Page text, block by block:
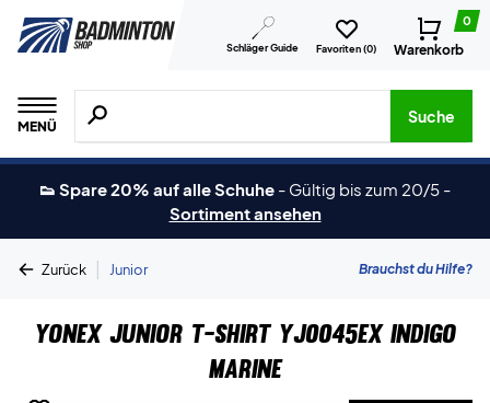
Schläger Guide Favoriten (0)
0
Warenkorb
MENÜ
Suche nach Produkten, Marken usw.
Suche
👟 Spare 20% auf alle Schuhe - Gültig bis zum 20/5 -
Sortiment ansehen
Zurück | Junior Brauchst du Hilfe?
Yonex Junior T-shirt YJ0045EX Indigo
Marine